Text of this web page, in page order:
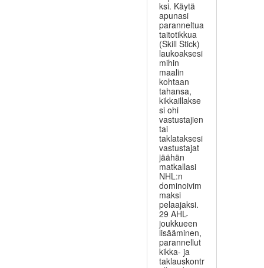
ksi. Käytä
apunasi
paranneltua
taitotikkua
(Skill Stick)
laukoaksesi
mihin
maalin
kohtaan
tahansa,
kikkaillakse
si ohi
vastustajien
tai
taklataksesi
vastustajat
jäähän
matkallasi
NHL:n
dominoivim
maksi
pelaajaksi.
29 AHL-
joukkueen
lisääminen,
parannellut
kikka- ja
taklauskontr